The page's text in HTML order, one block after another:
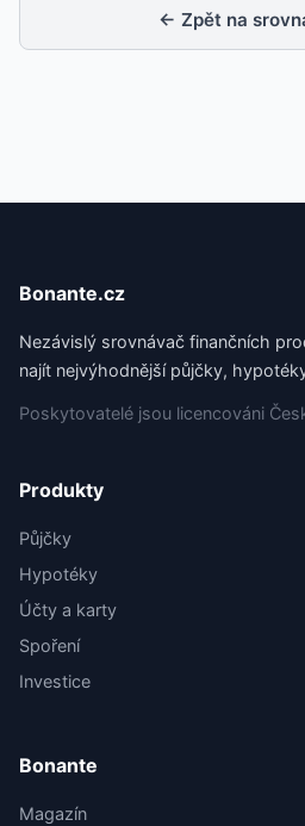
← Zpět na
Bonante.cz
Nezávislý srovnávač finančních
najít nejvýhodnější půjčky,
Poskytovatelé jsou licencováni
Produkty
Půjčky
Hypotéky
Účty a karty
Spoření
Investice
Bonante
Magazín